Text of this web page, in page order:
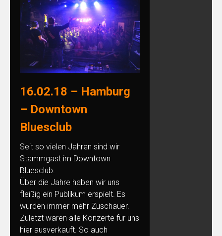
16.02.18 – Hamburg
– Downtown
Bluesclub
Seit so vielen Jahren sind wir
Stammgast im Downtown
Bluesclub.
Über die Jahre haben wir uns
fleißig ein Publikum erspielt. Es
wurden immer mehr Zuschauer.
Zuletzt waren alle Konzerte für uns
hier ausverkauft. So auch